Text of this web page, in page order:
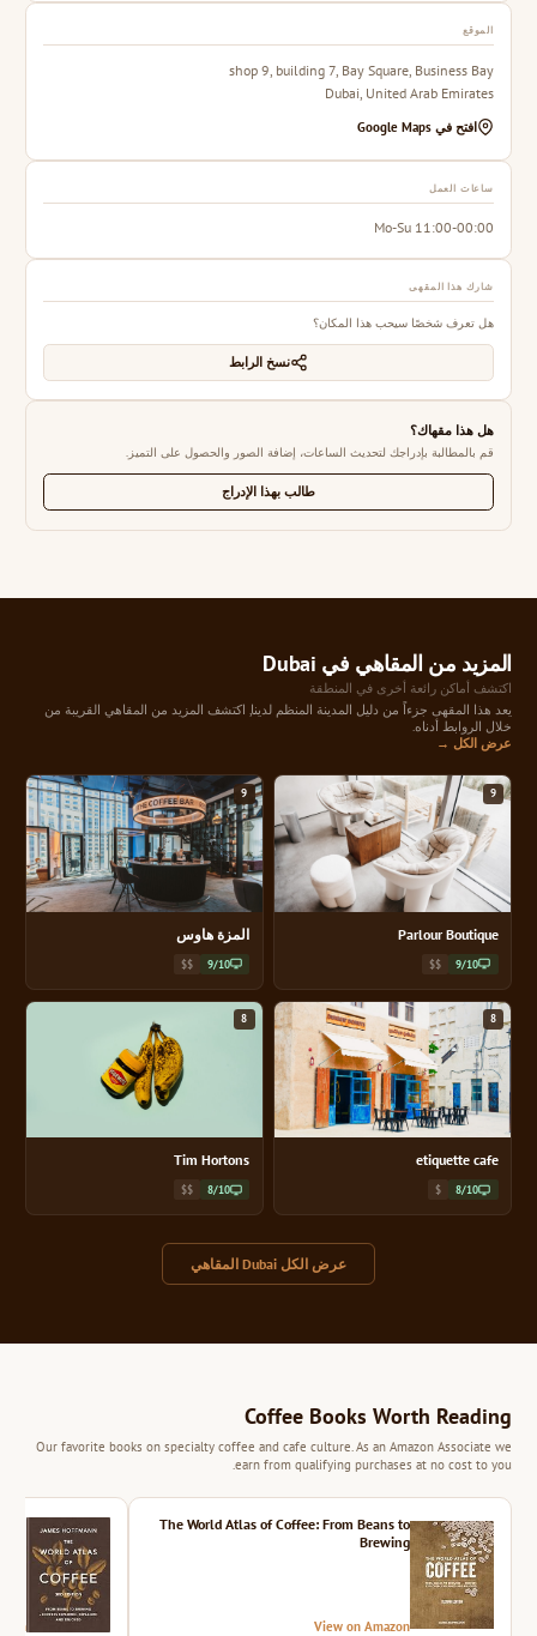
الموقع
shop 9, building 7, Bay Square, Business Bay
Dubai, United Arab Emirates
افتح في Google Maps
ساعات العمل
Mo-Su 11:00-00:00
شارك هذا المقهى
هل تعرف شخصًا سيحب هذا المكان؟
نسخ الرابط
هل هذا مقهاك؟
قم بالمطالبة بإدراجك لتحديث الساعات، إضافة الصور والحصول على التميز.
طالب بهذا الإدراج
المزيد من المقاهي في Dubai
اكتشف أماكن رائعة أخرى في المنطقة
يعد هذا المقهى جزءاً من دليل المدينة المنظم لدينا, اكتشف المزيد من المقاهي القريبة من
خلال الروابط أدناه.
عرض الكل →
9
Parlour Boutique
9/10
$$
9
المزة هاوس
9/10
$$
8
etiquette cafe
8/10
$
8
Tim Hortons
8/10
$$
عرض الكل Dubai المقاهي
Coffee Books Worth Reading
Our favorite books on specialty coffee and cafe culture. As an Amazon Associate we
earn from qualifying purchases at no cost to you.
The World Atlas of Coffee: From Beans to
Brewing
View on Amazon